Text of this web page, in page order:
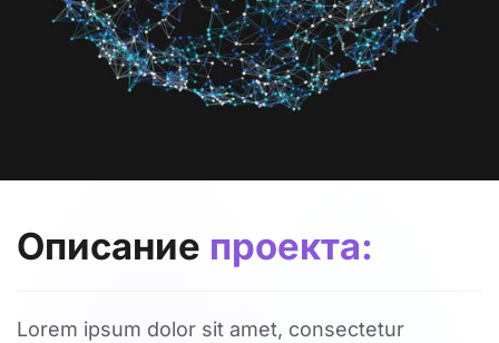
Описание проекта:
Lorem ipsum dolor sit amet, consectetur